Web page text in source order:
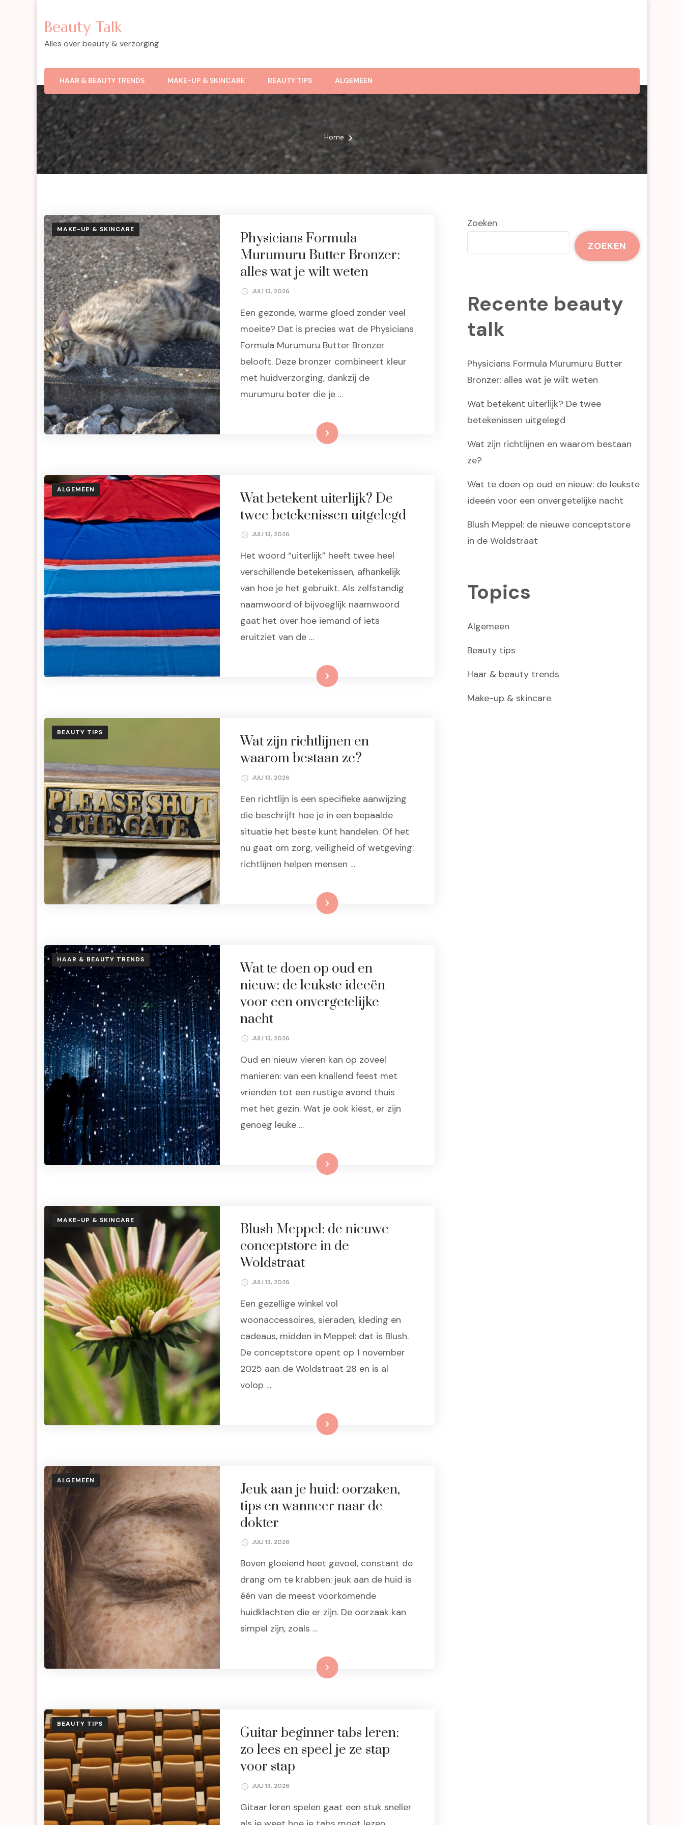
Beauty Talk
Alles over beauty & verzorging
HAAR & BEAUTY TRENDS MAKE-UP & SKINCARE BEAUTY TIPS ALGEMEEN
Home
MAKE-UP & SKINCARE
Physicians Formula
Murumuru Butter Bronzer:
alles wat je wilt weten
JULI 13, 2026
Een gezonde, warme gloed zonder veel
moeite? Dat is precies wat de Physicians
Formula Murumuru Butter Bronzer
belooft. Deze bronzer combineert kleur
met huidverzorging, dankzij de
murumuru boter die je …
Lees meer
ALGEMEEN
Wat betekent uiterlijk? De
twee betekenissen uitgelegd
JULI 13, 2026
Het woord “uiterlijk” heeft twee heel
verschillende betekenissen, afhankelijk
van hoe je het gebruikt. Als zelfstandig
naamwoord of bijvoeglijk naamwoord
gaat het over hoe iemand of iets
eruitziet van de …
Lees meer
BEAUTY TIPS
Wat zijn richtlijnen en
waarom bestaan ze?
JULI 13, 2026
Een richtlijn is een specifieke aanwijzing
die beschrijft hoe je in een bepaalde
situatie het beste kunt handelen. Of het
nu gaat om zorg, veiligheid of wetgeving:
richtlijnen helpen mensen …
Lees meer
HAAR & BEAUTY TRENDS
Wat te doen op oud en
nieuw: de leukste ideeën
voor een onvergetelijke
nacht
JULI 13, 2026
Oud en nieuw vieren kan op zoveel
manieren: van een knallend feest met
vrienden tot een rustige avond thuis
met het gezin. Wat je ook kiest, er zijn
genoeg leuke …
Lees meer
MAKE-UP & SKINCARE
Blush Meppel: de nieuwe
conceptstore in de
Woldstraat
JULI 13, 2026
Een gezellige winkel vol
woonaccessoires, sieraden, kleding en
cadeaus, midden in Meppel: dat is Blush.
De conceptstore opent op 1 november
2025 aan de Woldstraat 28 en is al
volop …
Lees meer
ALGEMEEN
Jeuk aan je huid: oorzaken,
tips en wanneer naar de
dokter
JULI 13, 2026
Boven gloeiend heet gevoel, constant de
drang om te krabben: jeuk aan de huid is
één van de meest voorkomende
huidklachten die er zijn. De oorzaak kan
simpel zijn, zoals …
Lees meer
BEAUTY TIPS
Guitar beginner tabs leren:
zo lees en speel je ze stap
voor stap
JULI 13, 2026
Gitaar leren spelen gaat een stuk sneller
Zoeken
ZOEKEN
Recente beauty
talk
Physicians Formula Murumuru Butter
Bronzer: alles wat je wilt weten
Wat betekent uiterlijk? De twee
betekenissen uitgelegd
Wat zijn richtlijnen en waarom bestaan
ze?
Wat te doen op oud en nieuw: de leukste
ideeën voor een onvergetelijke nacht
Blush Meppel: de nieuwe conceptstore
in de Woldstraat
Topics
Algemeen
Beauty tips
Haar & beauty trends
Make-up & skincare